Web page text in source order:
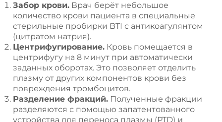
Забор крови.Врач берёт небольшое
количество крови пациента в специальные
стерильные пробирки BTI с антикоагулянтом
(цитратом натрия).
Центрифугирование.Кровь помещается в
центрифугу на 8 минут при автоматически
заданных оборотах. Это позволяет отделить
плазму от других компонентов крови без
повреждения тромбоцитов.
Разделение фракций.Полученные фракции
разделяются с помощью запатентованного
устройства для переноса плазмы (PTD) и